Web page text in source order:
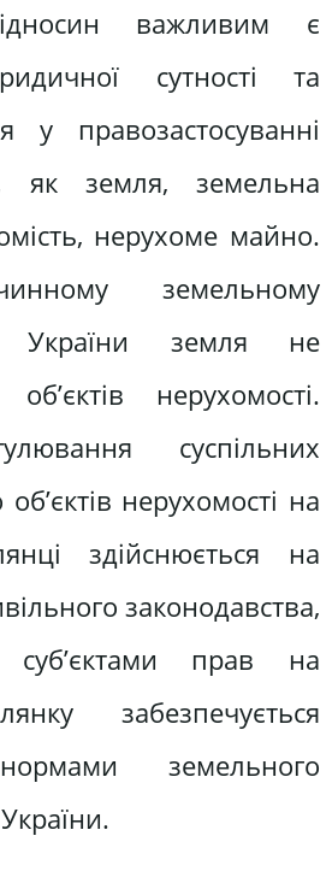
важливим є
сутності та
у правозастосуванні
як земля, земельна
нерухоме майно.
земельному
України земля не
нерухомості.
суспільних
нерухомості на
здійснюється на
законодавства,
суб’єктами прав на
забезпечується
земельного